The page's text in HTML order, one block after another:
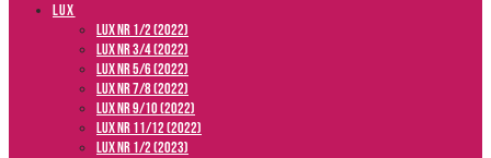
LUX
LUX NR 1/2 (2022)
LUX NR 3/4 (2022)
LUX NR 5/6 (2022)
LUX NR 7/8 (2022)
LUX nr 9/10 (2022)
LUX NR 11/12 (2022)
LUX NR 1/2 (2023)